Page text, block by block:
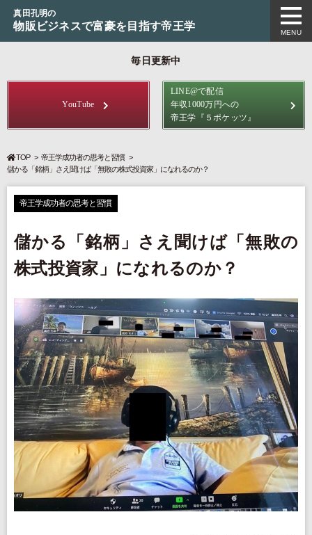
真田孔明の
物販ビジネスで富豪を目指す帝王学
MENU
毎日更新中
YouTube
LINE@で配信
年収1000万円への
帝王学 『５ポケッツ』
TOP
帝王学成功者の思考と習慣
儲かる「銘柄」さえ聞けば「無敗の株式投資家」になれるのか？
帝王学成功者の思考と習慣
儲かる「銘柄」さえ聞けば「無敗の
株式投資家」になれるのか？